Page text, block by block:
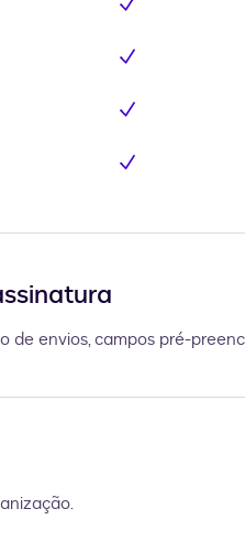
Inclui
Inclui
Inclui
Inclui
envios, campos pré-